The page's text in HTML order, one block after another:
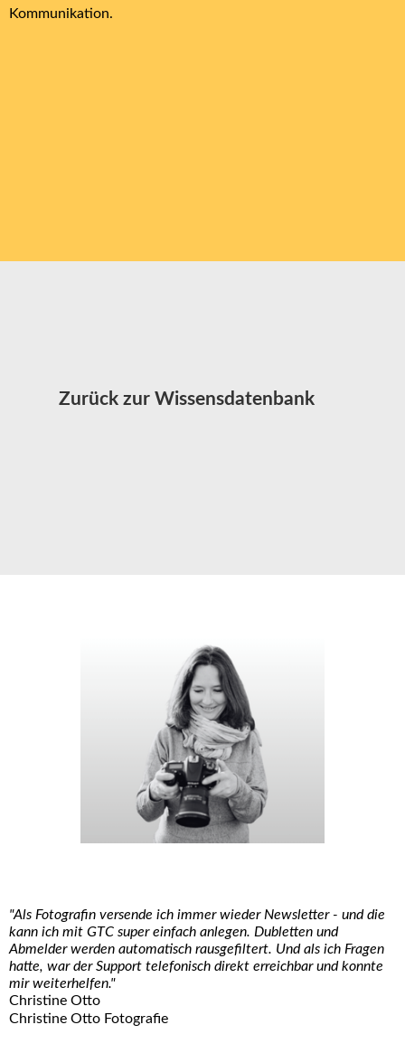
Kommunikation.
Zurück zur Wissensdatenbank
"Als Fotografin versende ich immer wieder Newsletter - und die
kann ich mit GTC super einfach anlegen. Dubletten und
Abmelder werden automatisch rausgefiltert. Und als ich Fragen
hatte, war der Support telefonisch direkt erreichbar und konnte
mir weiterhelfen."
Christine Otto
Christine Otto Fotografie